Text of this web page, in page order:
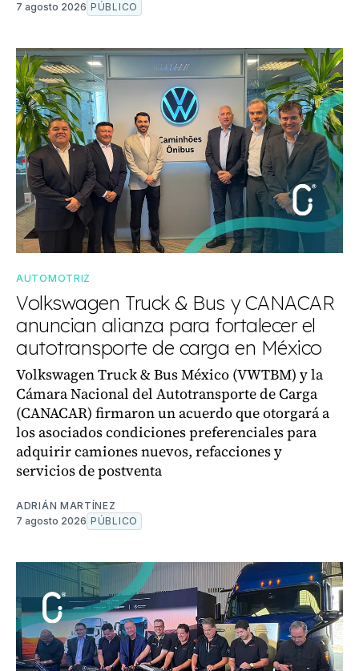
7 agosto 2026 PÚBLICO
AUTOMOTRIZ
Volkswagen Truck & Bus y CANACAR
anuncian alianza para fortalecer el
autotransporte de carga en México
Volkswagen Truck & Bus México (VWTBM) y la
Cámara Nacional del Autotransporte de Carga
(CANACAR) firmaron un acuerdo que otorgará a
los asociados condiciones preferenciales para
adquirir camiones nuevos, refacciones y
servicios de postventa
ADRIÁN MARTÍNEZ
7 agosto 2026 PÚBLICO